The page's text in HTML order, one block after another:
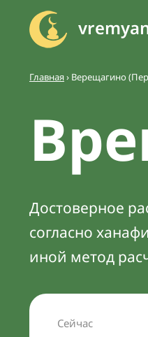
Главная› Верещагино
Достоверное
согласно
иной метод
Сейчас